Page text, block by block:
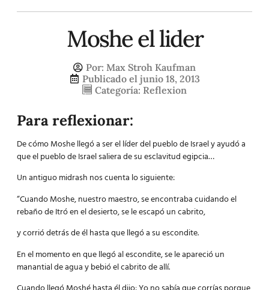
Moshe el lider
Por: Max Stroh Kaufman
Publicado el junio 18, 2013
Categoría: Reflexion
Para reflexionar:
De cómo Moshe llegó a ser el líder del pueblo de Israel y ayudó a
que el pueblo de Israel saliera de su esclavitud egipcia…
Un antiguo midrash nos cuenta lo siguiente:
“Cuando Moshe, nuestro maestro, se encontraba cuidando el
rebaño de Itró en el desierto, se le escapó un cabrito,
y corrió detrás de él hasta que llegó a su escondite.
En el momento en que llegó al escondite, se le apareció un
manantial de agua y bebió el cabrito de allí.